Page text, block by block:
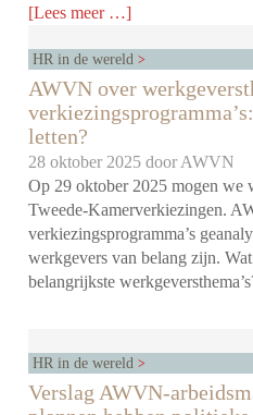
[Lees meer …]
HR in de wereld
AWVN over
letten?
28 oktober 2025 doorAWVN
Op 29 oktober 2025 mogen we
Tweede-Kamerverkiezingen.
verkiezingsprogramma’s
werkgevers van belang zijn.
belangrijkste
HR in de wereld
Verslag AWVN-